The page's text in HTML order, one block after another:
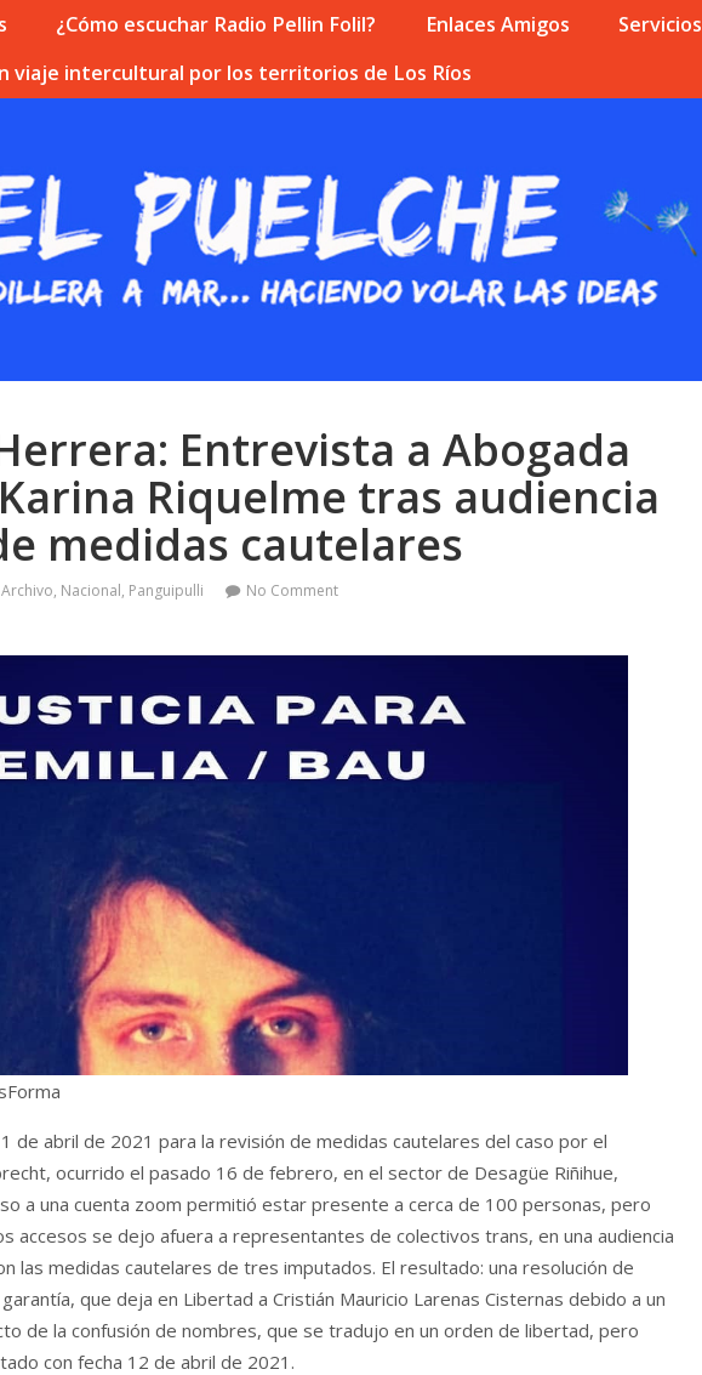
¿Cómo escuchar Radio Pellin Folil? Enlaces Amigos Servicios
viaje intercultural por los territorios de Los Ríos
Entrevista a Abogada
Riquelme tras audiencia
medidas cautelares
Archivo, Nacional, Panguipulli No Comment
de abril de 2021 para la revisión de medidas cautelares del caso por el
ocurrido el pasado 16 de febrero, en el sector de Desagüe Riñihue,
a una cuenta zoom permitió estar presente a cerca de 100 personas, pero
accesos se dejo afuera a representantes de colectivos trans, en una audiencia
las medidas cautelares de tres imputados. El resultado: una resolución de
que deja en Libertad a Cristián Mauricio Larenas Cisternas debido a un
de la confusión de nombres, que se tradujo en un orden de libertad, pero
con fecha 12 de abril de 2021.